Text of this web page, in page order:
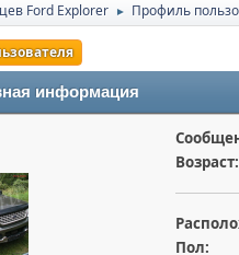
Ford Explorer ► Профиль
информация
Возраст:
Пол: